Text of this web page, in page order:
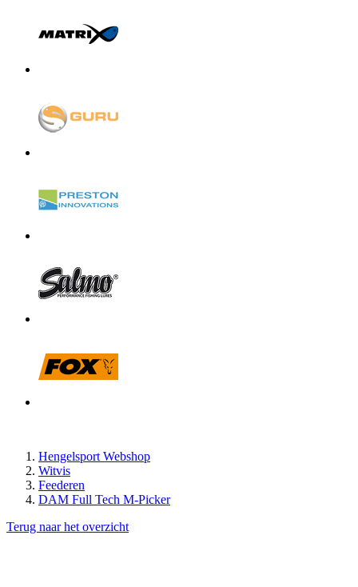
Hengelsport Webshop
Witvis
Feederen
DAM Full Tech M-Picker
Terug naar het overzicht